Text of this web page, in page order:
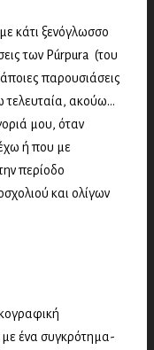
κάτι ξενόγλωσσο
των Púrpura (του
παρουσιάσεις
τελευταία, ακούω…
μου, όταν
ή που με
περίοδο
και ολίγων
ένα συγκρότημα-